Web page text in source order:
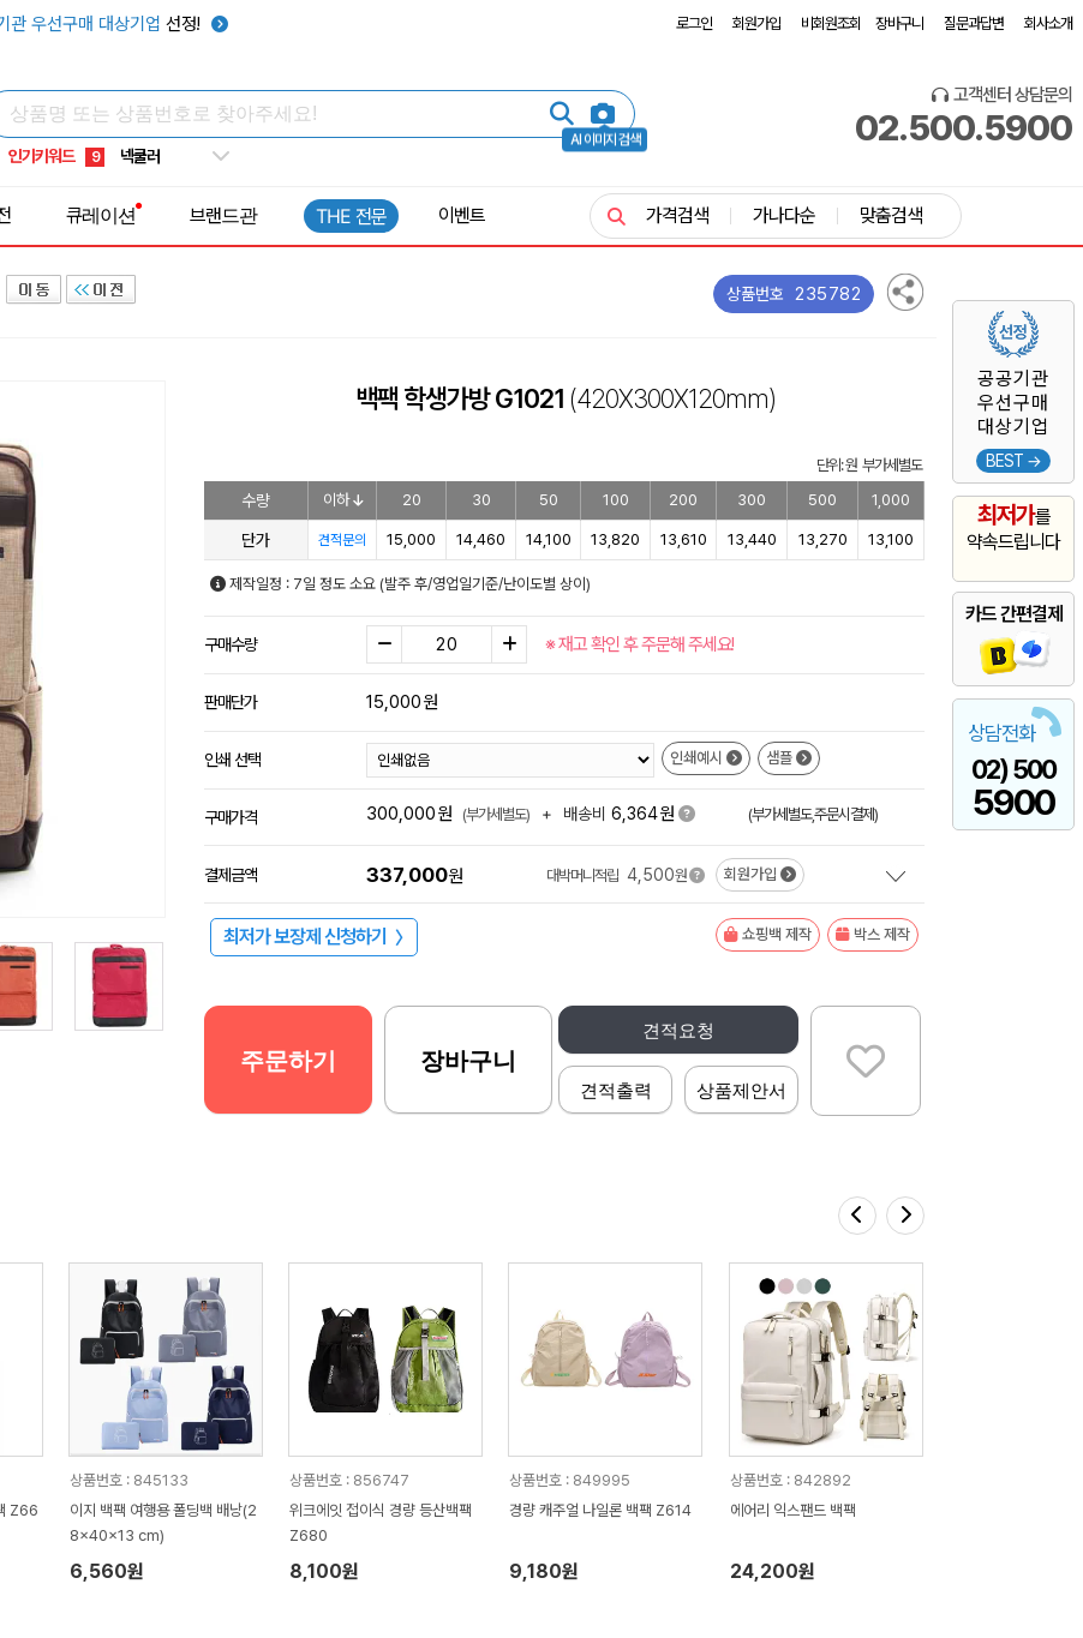
관 우선구매 대상기업 선정! 로그인 회원가입 비회원조회 장바구니 질문과답변 회사소개
AI 이미지 검색
인기키워드
5 키캡
8 쿨토시
9 넥쿨러
1 선풍기
고객센터 상담문의
02.500.5900
공공기관
우선구매
대상기업
BEST →
최저가를
약속드립니다
카드 간편결제
상담전화
02) 500
5900
큐레이션 브랜드관 THE 전문 이벤트 가격검색 가나다순 맞춤검색
상품번호 235782
백팩 학생가방 G1021 (420X300X120mm)
단위: 원 부가세별도
수량 이하 20 30 50 100 200 300 500 1,000
단가 견적문의 15,000 14,460 14,100 13,820 13,610 13,440 13,270 13,100
제작일정 : 7일 정도 소요 (발주 후/영업일기준/난이도별 상이)
구매수량 ※ 재고 확인 후 주문해 주세요!
판매단가 15,000원
인쇄 선택 인쇄예시 샘플
구매가격 300,000원 (부가세별도) + 배송비 6,364원 (부가세별도,주문시결제)
결제금액 337,000원 대박머니적립 4,500원 회원가입
최저가 보장제 신청하기 〉 쇼핑백 제작 박스 제작
견적요청
견적출력 상품제안서
주문하기 장바구니
Z66
상품번호 : 845133
이지 백팩 여행용 폴딩백 배낭(2
8x40x13 cm)
6,560원
상품번호 : 856747
위크에잇 접이식 경량 등산백팩
Z680
8,100원
상품번호 : 849995
경량 캐주얼 나일론 백팩 Z614
9,180원
상품번호 : 842892
에어리 익스팬드 백팩
24,200원